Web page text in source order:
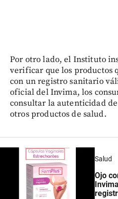
Por otro lado, el Instituto
verificar que los productos
con un registro sanitario
oficial del Invima, los
consultar la autenticidad
otros productos de salud.
Salud
Ojo